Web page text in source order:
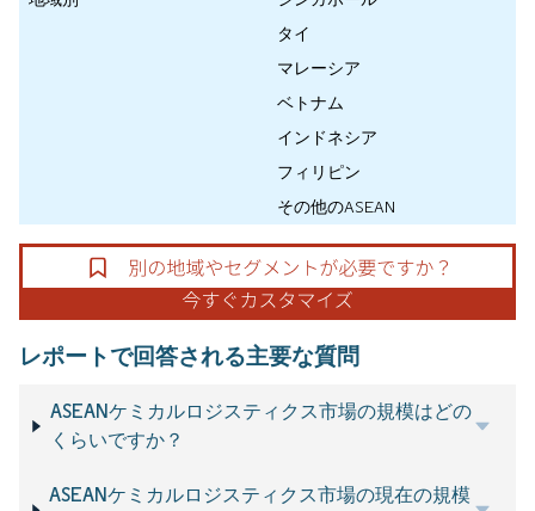
タイ
マレーシア
ベトナム
インドネシア
フィリピン
その他のASEAN
レポートで回答される主要な質問
ASEANケミカルロジスティクス市場の規模はどの
くらいですか？
ASEANケミカルロジスティクス市場の現在の規模